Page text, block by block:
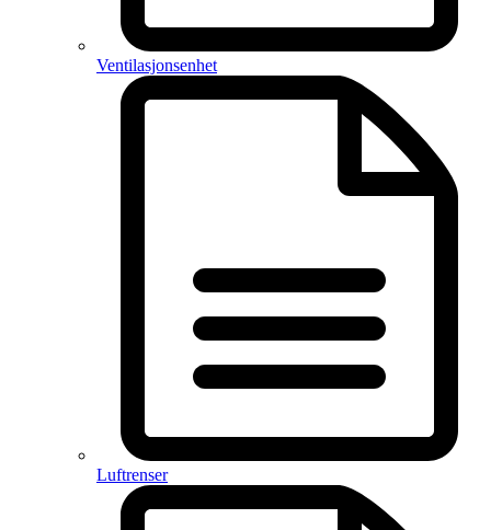
Ventilasjonsenhet
Luftrenser